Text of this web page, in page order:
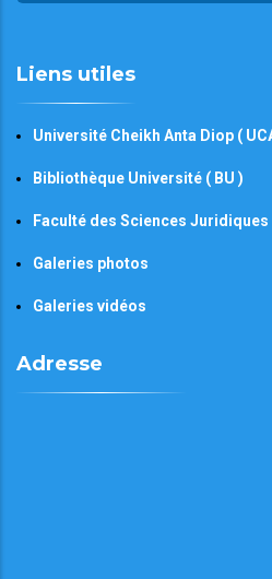
Liens utiles
Université Cheikh Anta Diop (
Bibliothèque Université ( BU )
Faculté des Sciences
Galeries photos
Galeries vidéos
Adresse